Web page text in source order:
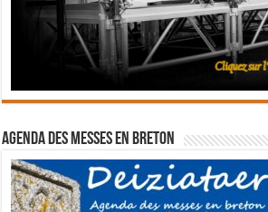
Agenda des messes en breton